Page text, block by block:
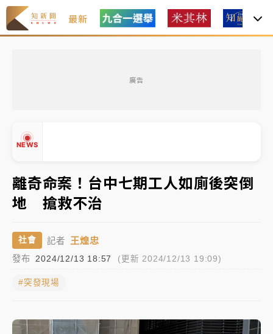
最新
廣告
NEWS
中信慈善基金會想增加董事人數！辜仲諒向法院聲請遭
駁 理由曝光
故宮《龍藏經》特展第2檔！今線上預約開賣一度塞車
周六起展出延長至晚上7時
台東農業處長涉圖利渡假村！東檢抗告成功 今重開羈
父親節泡湯了！中颱白海豚雨彈轟3天 「紅到發紫」降
雨熱區曝
暑假過三周才推「E宿新北打卡趣」！抽獎程序複雜 觀
離奇命案！台中七期工人如廁後突倒
地 搶救不治
社會 記者 王煌忠
發布 2024/12/13 18:57 (更新 2024/12/13 19:09)
#突發現場